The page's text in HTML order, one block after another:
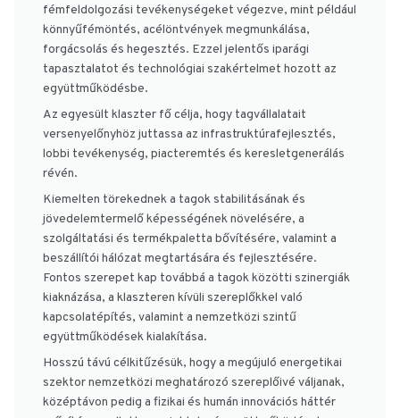
fémfeldolgozási tevékenységeket végezve, mint például
könnyűfémöntés, acélöntvények megmunkálása,
forgácsolás és hegesztés. Ezzel jelentős iparági
tapasztalatot és technológiai szakértelmet hozott az
együttműködésbe.
Az egyesült klaszter fő célja, hogy tagvállalatait
versenyelőnyhöz juttassa az infrastruktúrafejlesztés,
lobbi tevékenység, piacteremtés és keresletgenerálás
révén.
Kiemelten törekednek a tagok stabilitásának és
jövedelemtermelő képességének növelésére, a
szolgáltatási és termékpaletta bővítésére, valamint a
beszállítói hálózat megtartására és fejlesztésére.
Fontos szerepet kap továbbá a tagok közötti szinergiák
kiaknázása, a klaszteren kívüli szereplőkkel való
kapcsolatépítés, valamint a nemzetközi szintű
együttműködések kialakítása.
Hosszú távú célkitűzésük, hogy a megújuló energetikai
szektor nemzetközi meghatározó szereplőivé váljanak,
középtávon pedig a fizikai és humán innovációs háttér